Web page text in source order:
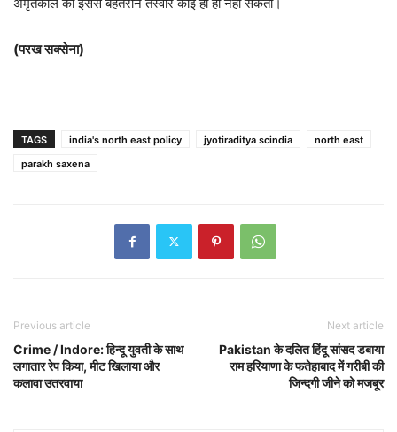
(परख सक्सेना)
TAGS india's north east policy jyotiraditya scindia
north east
parakh saxena
Previous article
Crime / Indore: हिन्दू युवती के साथ
लगातार रेप किया, मीट खिलाया और
कलावा उतरवाया
Next article
Pakistan के दलित हिंदू सांसद डबाया
राम हरियाणा के फतेहाबाद में गरीबी की
जिन्दगी जीने को मजबूर